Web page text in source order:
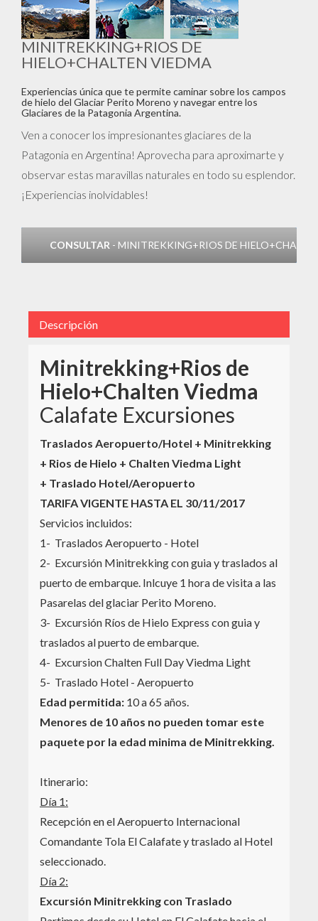
MINITREKKING+RIOS DE
HIELO+CHALTEN VIEDMA
Experiencias única que te permite caminar sobre los campos
de hielo del Glaciar Perito Moreno y navegar entre los
Glaciares de la Patagonia Argentina.
Ven a conocer los impresionantes glaciares de la
Patagonia en Argentina! Aprovecha para aproximarte y
observar estas maravillas naturales en todo su esplendor.
¡Experiencias inolvidables!
CONSULTAR - MINITREKKING+RIOS DE
Descripción
Minitrekking+Rios de
Hielo+Chalten Viedma
Calafate Excursiones
Traslados Aeropuerto/Hotel + Minitrekking
+ Rios de Hielo + Chalten Viedma Light
+ Traslado Hotel/Aeropuerto
TARIFA VIGENTE HASTA EL 30/11/2017
Servicios incluidos:
1- Traslados Aeropuerto - Hotel
2- Excursión Minitrekking con guia y traslados al
puerto de embarque. Inlcuye 1 hora de visita a las
Pasarelas del glaciar Perito Moreno.
3- Excursión Ríos de Hielo Express con guia y
traslados al puerto de embarque.
4- Excursion Chalten Full Day Viedma Light
5- Traslado Hotel - Aeropuerto
Edad permitida: 10 a 65 años.
Menores de 10 años no pueden tomar este
paquete por la edad minima de Minitrekking.
Itinerario:
Día 1:
Recepción en el Aeropuerto Internacional
Comandante Tola El Calafate y traslado al Hotel
seleccionado.
Día 2:
Excursión Minitrekking con Traslado